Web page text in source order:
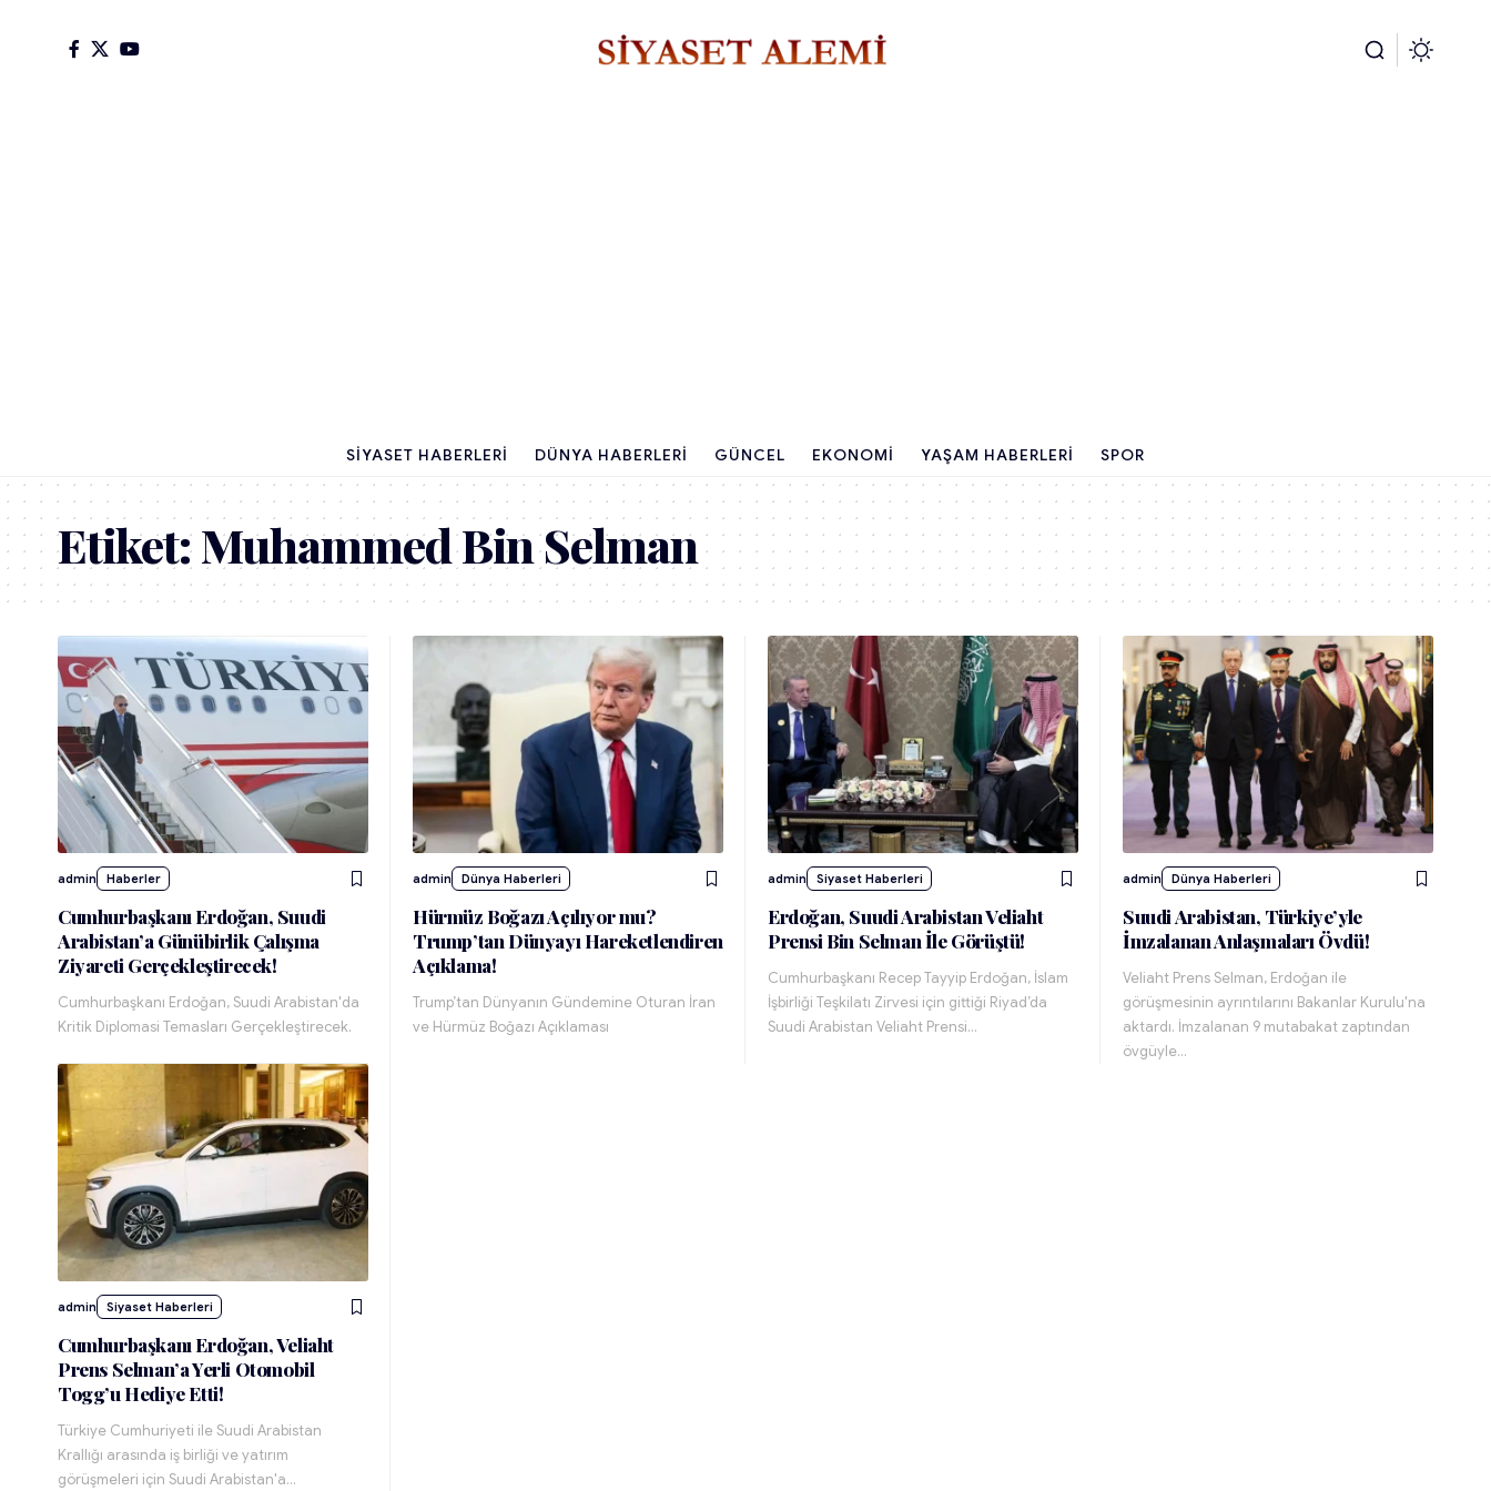
SIYASET HABERLERI DÜNYA HABERLERI GÜNCEL EKONOMI YAŞAM HABERLERI SPOR
Etiket:Muhammed Bin Selman
admin Haberler
Cumhurbaşkanı Erdoğan, Suudi
Arabistan’a Günübirlik Çalışma
Ziyareti Gerçekleştirecek!
Cumhurbaşkanı Erdoğan, Suudi Arabistan'da
Kritik Diplomasi Temasları Gerçekleştirecek.
admin Dünya Haberleri
Hürmüz Boğazı Açılıyor mu?
Trump’tan Dünyayı Hareketlendiren
Açıklama!
Trump’tan Dünyanın Gündemine Oturan İran
ve Hürmüz Boğazı Açıklaması
admin Siyaset Haberleri
Erdoğan, Suudi Arabistan Veliaht
Prensi Bin Selman İle Görüştü!
Cumhurbaşkanı Recep Tayyip Erdoğan, İslam
İşbirliği Teşkilatı Zirvesi için gittiği Riyad’da
Suudi Arabistan Veliaht Prensi…
admin Dünya Haberleri
Suudi Arabistan, Türkiye’yle
İmzalanan Anlaşmaları Övdü!
Veliaht Prens Selman, Erdoğan ile
görüşmesinin ayrıntılarını Bakanlar Kurulu'na
aktardı. İmzalanan 9 mutabakat zaptından
övgüyle…
admin Siyaset Haberleri
Cumhurbaşkanı Erdoğan, Veliaht
Prens Selman’a Yerli Otomobil
Togg’u Hediye Etti!
Türkiye Cumhuriyeti ile Suudi Arabistan
Krallığı arasında iş birliği ve yatırım
görüşmeleri için Suudi Arabistan'a…